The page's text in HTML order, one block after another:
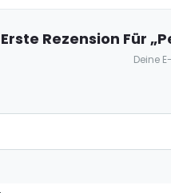
Rezension Für
Deine